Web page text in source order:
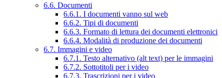
6.6. Documenti
6.6.1. I documenti vanno sul web
6.6.2. Tipi di documenti
6.6.3. Formato di lettura dei documenti elettronici
6.6.4. Modalità di produzione dei documenti
6.7. Immagini e video
6.7.1. Testo alternativo (alt text) per le immagini
6.7.2. Sottotitoli per i video
6.7.3. Trascrizioni per i video